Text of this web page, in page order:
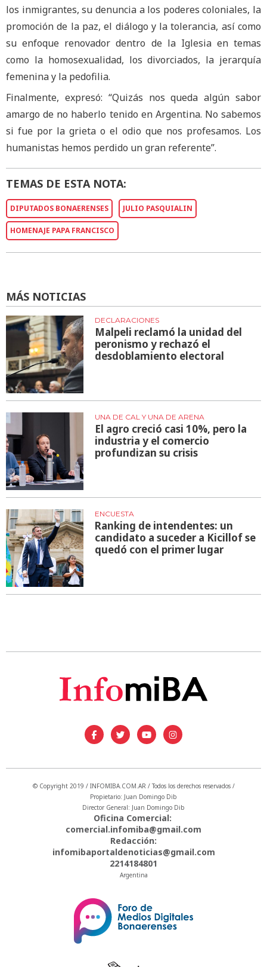
los inmigrantes, su denuncia a los poderes coloniales, la
promoción de la paz, el diálogo y la tolerancia, así como
su enfoque renovador dentro de la Iglesia en temas
como la homosexualidad, los divorciados, la jerarquía
femenina y la pedofilia.
Finalmente, expresó: “Quizás nos queda algún sabor
amargo de no haberlo tenido en Argentina. No sabemos
si fue por la grieta o el odio que nos profesamos. Los
humanistas hemos perdido un gran referente”.
TEMAS DE ESTA NOTA:
DIPUTADOS BONAERENSES JULIO PASQUIALIN
HOMENAJE PAPA FRANCISCO
MÁS NOTICIAS
DECLARACIONES
Malpeli reclamó la unidad del
peronismo y rechazó el
desdoblamiento electoral
UNA DE CAL Y UNA DE ARENA
El agro creció casi 10%, pero la
industria y el comercio
profundizan su crisis
ENCUESTA
Ranking de intendentes: un
candidato a suceder a Kicillof se
quedó con el primer lugar
© Copyright 2019 / INFOMIBA.COM.AR / Todos los derechos reservados /
Propietario: Juan Domingo Dib
Director General: Juan Domingo Dib
Oficina Comercial:
comercial.infomiba@gmail.com
Redacción:
infomibaportaldenoticias@gmail.com
2214184801
Argentina